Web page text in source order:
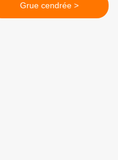
Grue cendrée >